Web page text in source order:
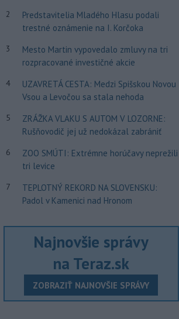
2
Predstavitelia Mladého Hlasu podali
trestné oznámenie na I. Korčoka
3
Mesto Martin vypovedalo zmluvy na tri
rozpracované investičné akcie
4
UZAVRETÁ CESTA: Medzi Spišskou Novou
Vsou a Levočou sa stala nehoda
5
ZRÁŽKA VLAKU S AUTOM V LOZORNE:
Rušňovodič jej už nedokázal zabrániť
6
ZOO SMÚTI: Extrémne horúčavy neprežili
tri levice
7
TEPLOTNÝ REKORD NA SLOVENSKU:
Padol v Kamenici nad Hronom
Najnovšie správy
na Teraz.sk
ZOBRAZIŤ NAJNOVŠIE SPRÁVY